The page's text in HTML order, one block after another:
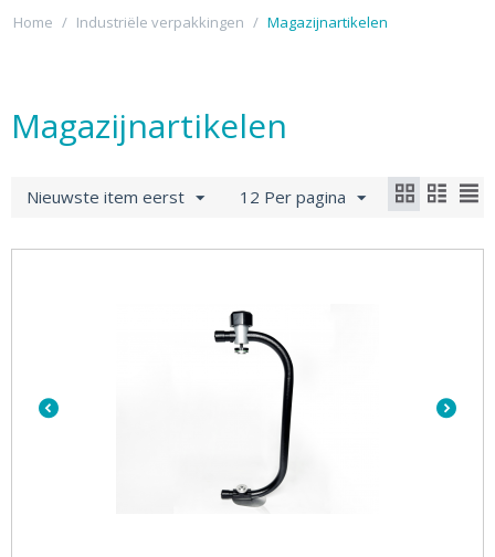
Home / Industriële verpakkingen / Magazijnartikelen
Magazijnartikelen
Nieuwste item eerst 12 Per pagina